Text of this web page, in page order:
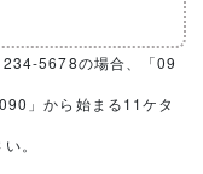
5678の場合、「09
」から始まる11ケタ
。